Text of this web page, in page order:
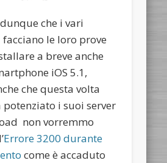
che i vari
le loro prove
a breve anche
iOS 5.1,
che questa volta
i suoi server
non vorremmo
Errore 3200 durante
come è accaduto